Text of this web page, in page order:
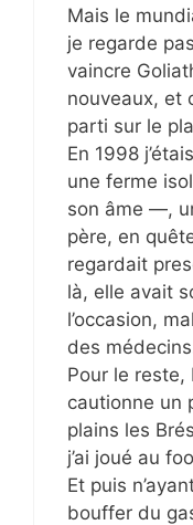
Mais le
je regarde
vaincre
nouveaux, et
parti sur le
En 1998
une ferme
son âme —,
père, en
regardait
là, elle avait
l’occasion,
des
Pour le
cautionne un
plains les
j’ai joué au
Et puis
bouffer du